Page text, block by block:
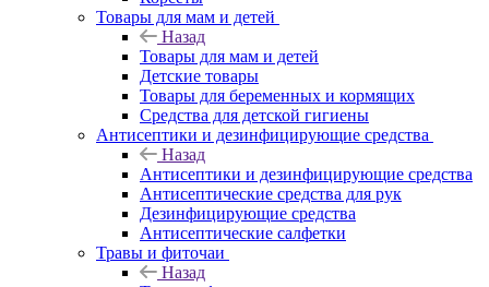
Товары для мам и детей
Назад
Товары для мам и детей
Детские товары
Товары для беременных и кормящих
Средства для детской гигиены
Антисептики и дезинфицирующие средства
Назад
Антисептики и дезинфицирующие средства
Антисептические средства для рук
Дезинфицирующие средства
Антисептические салфетки
Травы и фиточаи
Назад